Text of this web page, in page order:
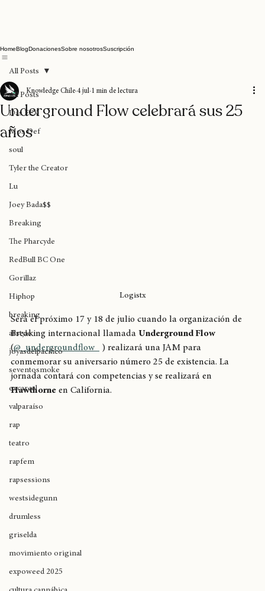
All Posts
Das EFX
Mos Def
soul
Tyler the Creator
Lu
Joey Bada$$
Breaking
The Pharcyde
RedBull BC One
Gorillaz
Hiphop
breaking
allstyle
joyasdelpacífico
seventosmoke
excarcel
teatro
rapsessions
westsidegunn
drumless
movimiento original
expoweed 2025
All Posts
Underground Flow celebrará sus 25
años
Knowledge Chile 1 min de lectura
Será el próximo 17 y 18 de julio cuando la organización de
Breaking internacional llamada Underground Flow
(@_undergroundflow_ ) realizará una JAM para
conmemorar su aniversario número 25 de existencia. La
jornada contará con competencias y se realizará en
Hawthorne